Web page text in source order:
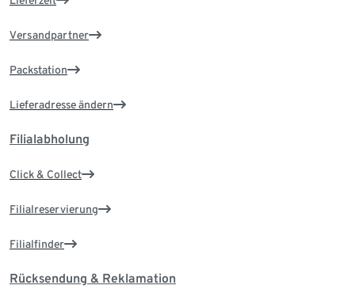
Versandpartner
Packstation
Lieferadresse ändern
Filialabholung
Click & Collect
Filialreservierung
Filialfinder
Rücksendung & Reklamation